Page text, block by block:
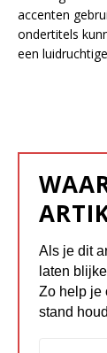
accenten
ondertitels
een
Als je dit
laten
Zo help je
stand